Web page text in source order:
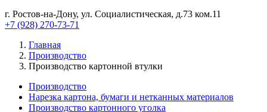
г. Ростов-на-Дону, ул. Социалистическая, д.73 ком.11
+7 (928) 270-73-71
Главная
Производство
Производство картонной втулки
Производство
Нарезка картона, бумаги и нетканных материалов
Производство картонного уголка